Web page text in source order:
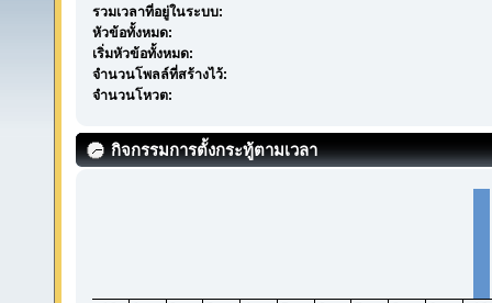
รวมเวลาที่อยู่ในระบบ:
หัวข้อทั้งหมด:
เริ่มหัวข้อทั้งหมด:
จำนวนโพลล์ที่สร้างไว้:
จำนวนโหวต:
กิจกรรมการตั้งกระทู้ตามเวลา